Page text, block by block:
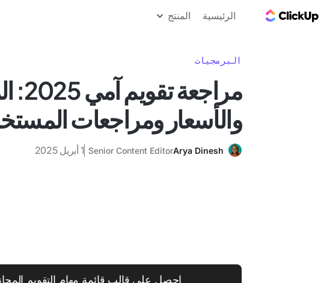
الرئيسية المنتج
البرمجيات
والأسعار ومراجعات
Arya Dinesh
Senior Content Editor 1 أبريل 2025
احصل على قالب قائمة مهام التقويم